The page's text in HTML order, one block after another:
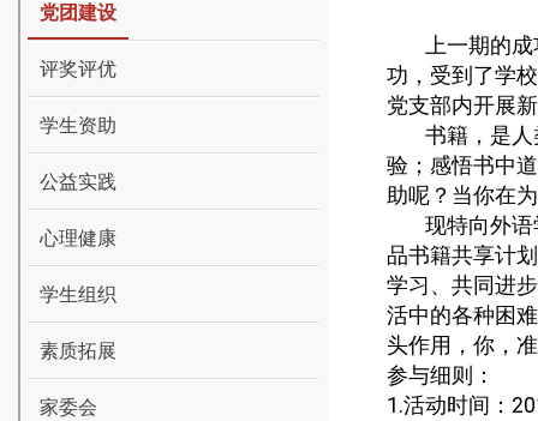
党团建设
评奖评优
学生资助
公益实践
心理健康
学生组织
素质拓展
家委会
上一期的
功，受到了学
党支部内开展
书籍，是
验；感悟书中
助呢？当你在
现特向外
品书籍共享计划
学习、共同进
活中的各种困
头作用，你，
参与细则：
1.活动时间：